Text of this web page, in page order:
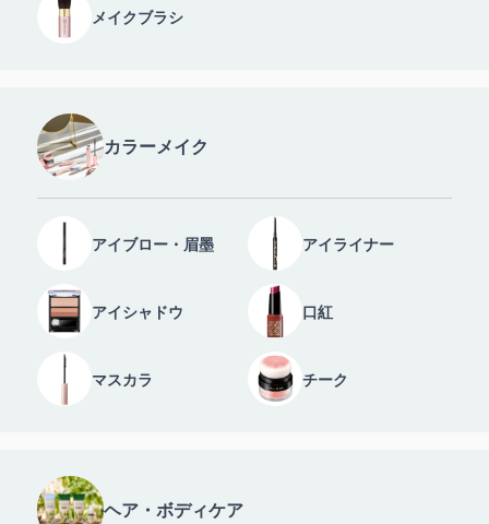
メイクブラシ
カラーメイク
アイブロー・眉墨 アイライナー
アイシャドウ 口紅
マスカラ チーク
ヘア・ボディケア